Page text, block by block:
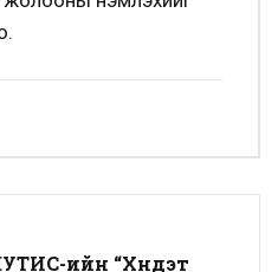
ийн “Хүндэт